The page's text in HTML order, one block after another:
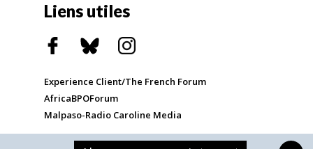
Liens utiles
Experience Client/The French Forum
AfricaBPOForum
Malpaso-Radio Caroline Media